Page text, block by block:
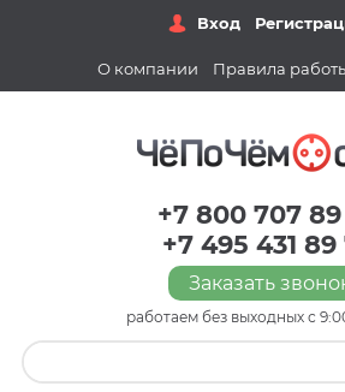
Вход
О компании Правила
+7 800 707
+7 495 431 89
Заказать
работаем без выходных с